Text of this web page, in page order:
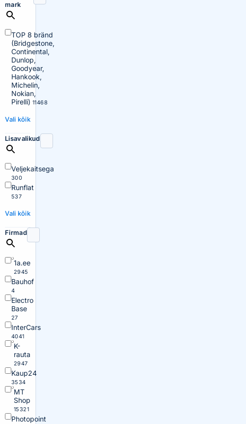
mark
TOP 8 bränd
(Bridgestone,
Continental,
Dunlop,
Goodyear,
Hankook,
Michelin,
Nokian,
Pirelli) 11468
Vali kõik
Lisavalikud
Veljekaitsega
300
Runflat
537
Vali kõik
Firmad
1a.ee
2945
Bauhof
4
Electro
Base
27
InterCars
4041
K-
rauta
2947
Kaup24
3534
MT
Shop
15321
Photopoint